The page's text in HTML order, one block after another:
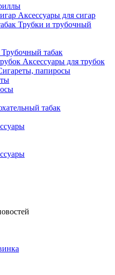
Аксессуары для сигар
Трубки и трубочный
Трубочный табак
Аксессуары для трубок
папиросы
табак